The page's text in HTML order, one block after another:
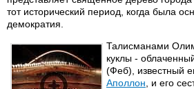
тот исторический период, когда была
демократия.
Талисманами
куклы -
(Феб), известный
Аполлон , и его